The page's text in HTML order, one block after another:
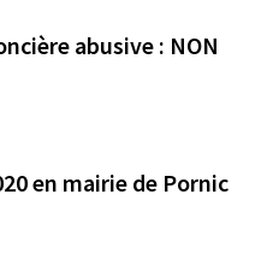
abusive : NON
en mairie de Pornic